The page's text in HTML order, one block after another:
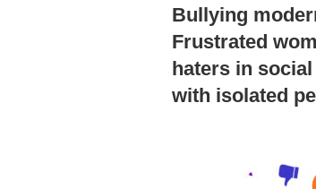
Bullying
Frustrated
haters in
with isolated